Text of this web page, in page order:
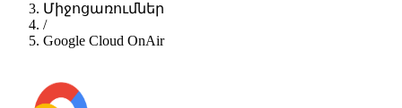
Միջոցառումներ
/
Google Cloud OnAir